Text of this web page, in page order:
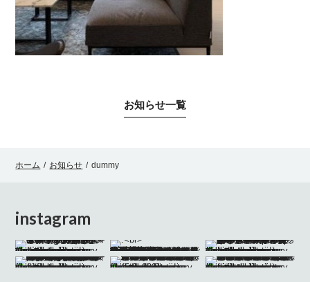
お知らせ一覧
ホーム / お知らせ / dummy
instagram
色彩の魔術師
#妄想暮らしストーリー #妄想インテリア #時間と空間 #インテリア #インテリアコーディネート #インテリアコーディネーター #インテリアスタイリング #インテリア好きな人と繋がりたい #インテリア好き #インテリア雑貨 #ホームステージング #沖縄 #ギフト #インマイルーム #パオラレンティ
#imaginarystory #imaginaryinteriors #moodboard #moodboardinterior #morpholioboard #inmyroom #inmyroomstory #onlinestaging #homestaging #interior #interiorstyling #interiordesign #giftinteriordesign #paolalenti">